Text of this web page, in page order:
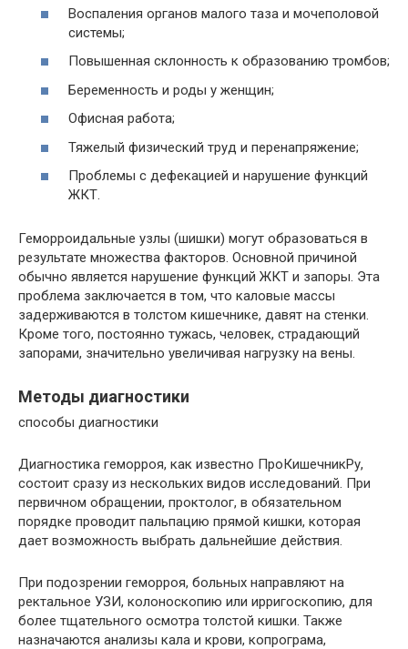
Воспаления органов малого таза и мочеполовой
системы;
Повышенная склонность к образованию тромбов;
Беременность и роды у женщин;
Офисная работа;
Тяжелый физический труд и перенапряжение;
Проблемы с дефекацией и нарушение функций
ЖКТ.
Геморроидальные узлы (шишки) могут образоваться в
результате множества факторов. Основной причиной
обычно является нарушение функций ЖКТ и запоры. Эта
проблема заключается в том, что каловые массы
задерживаются в толстом кишечнике, давят на стенки.
Кроме того, постоянно тужась, человек, страдающий
запорами, значительно увеличивая нагрузку на вены.
Методы диагностики
способы диагностики
Диагностика геморроя, как известно ПpoКишечникРу,
состоит сразу из нескольких видов исследований. При
первичном обращении, проктолог, в обязательном
порядке проводит пальпацию прямой кишки, которая
дает возможность выбрать дальнейшие действия.
При подозрении геморроя, больных направляют на
ректальное УЗИ, колоноскопию или ирригоскопию, для
более тщательного осмотра толстой кишки. Также
назначаются анализы кала и крови, копрограма,